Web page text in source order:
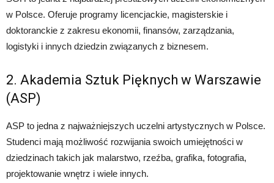
w Polsce. Oferuje programy licencjackie, magisterskie i
doktoranckie z zakresu ekonomii, finansów, zarządzania,
logistyki i innych dziedzin związanych z biznesem.
2. Akademia Sztuk Pięknych w Warszawie
(ASP)
ASP to jedna z najważniejszych uczelni artystycznych w Polsce.
Studenci mają możliwość rozwijania swoich umiejętności w
dziedzinach takich jak malarstwo, rzeźba, grafika, fotografia,
projektowanie wnętrz i wiele innych.